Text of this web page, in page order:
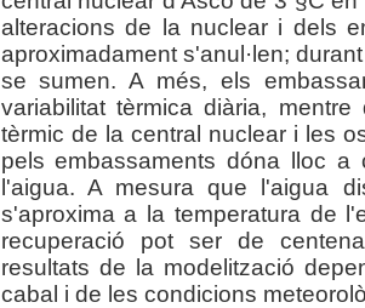
alteracions de la nuclear i dels
aproximadament s'anul·len;
se sumen. A més, els
variabilitat tèrmica diària,
tèrmic de la central nuclear i les
pels embassaments dóna lloc
l'aigua. A mesura que l'aigua
s'aproxima a la temperatura de
recuperació pot ser de
resultats de la modelització
cabal i de les condicions